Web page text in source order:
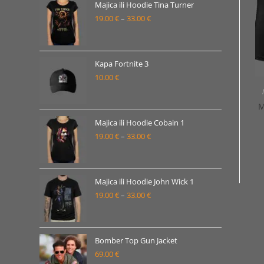
22.00 €
do
Majica ili Hoodie Tina Turner
19.00€– 33.00€Raspon
od
Kapa Fortnite 3
10.00€
Majica ili Hoodie Cobain 1
19.00€– 33.00€Raspon
od
19.00 €
do
Majica ili Hoodie John Wick 1
19.00€– 33.00€Raspon
od
19.00 €
Bomber Top Gun Jacket
69.00€